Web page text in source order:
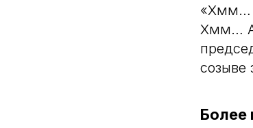
«Хмм…
Хмм… А
созыве
Более